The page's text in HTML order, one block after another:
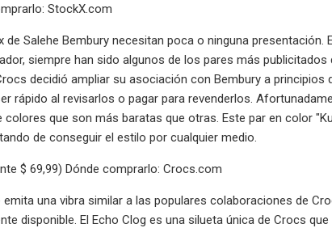
StockX.com
Salehe Bembury necesitan poca o ninguna
siempre han sido algunos de los pares más
decidió ampliar su asociación con Bembury a principios
rápido al revisarlos o pagar para revenderlos.
colores que son más baratas que otras. Este par en color
de conseguir el estilo por cualquier medio.
$ 69,99) Dónde comprarlo: Crocs.com
una vibra similar a las populares colaboraciones de
disponible. El Echo Clog es una silueta única de Crocs